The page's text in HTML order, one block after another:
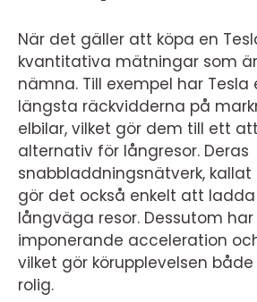
När det gäller att köpa en
kvantitativa mätningar som
nämna. Till exempel har Tesla
längsta räckvidderna på
elbilar, vilket gör dem till ett
alternativ för långresor. Deras
snabbladdningsnätverk, kallat
gör det också enkelt att
långväga resor. Dessutom har
imponerande acceleration
vilket gör körupplevelsen
rolig.